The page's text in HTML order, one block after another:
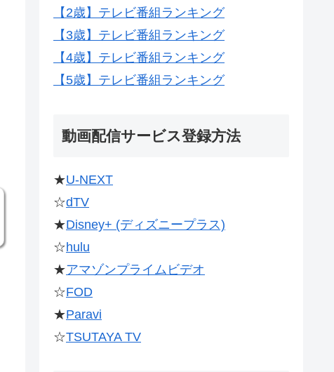
【2歳】テレビ番組ランキング
【3歳】テレビ番組ランキング
【4歳】テレビ番組ランキング
【5歳】テレビ番組ランキング
動画配信サービス登録方法
★U-NEXT
☆dTV
★Disney+ (ディズニープラス)
☆hulu
★アマゾンプライムビデオ
☆FOD
★Paravi
☆TSUTAYA TV